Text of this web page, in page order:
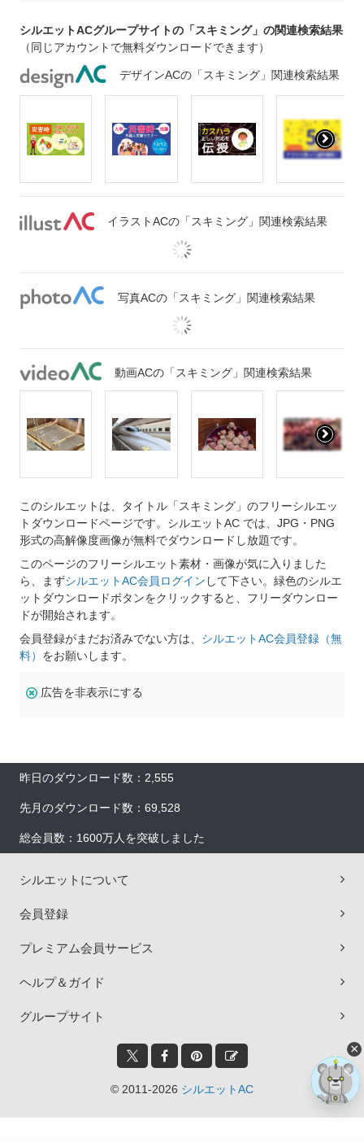
シルエットACグループサイトの「スキミング」の関連検索結果
（同じアカウントで無料ダウンロードできます）
デザインACの「スキミング」関連検索結果
イラストACの「スキミング」関連検索結果
写真ACの「スキミング」関連検索結果
動画ACの「スキミング」関連検索結果
このシルエットは、タイトル「スキミング」のフリーシルエッ
トダウンロードページです。シルエットAC では、JPG・PNG
形式の高解像度画像が無料でダウンロードし放題です。
このページのフリーシルエット素材・画像が気に入りました
ら、まずシルエットAC会員ログイン して下さい。緑色のシルエ
ットダウンロードボタンをクリックすると、フリーダウンロー
ドが開始されます。
会員登録がまだお済みでない方は、 シルエットAC会員登録（無
料） をお願いします。
広告を非表示にする
昨日のダウンロード数：2,555
先月のダウンロード数：69,528
総会員数：1600万人を突破しました
シルエットについて
会員登録
プレミアム会員サービス
ヘルプ＆ガイド
グループサイト
© 2011-2026 シルエットAC
×